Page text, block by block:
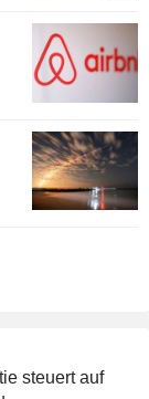
steuert auf